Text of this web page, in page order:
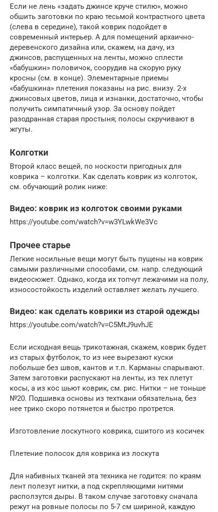
Если не лень «задать джинсе круче стилю», можно
обшить заготовки по краю тесьмой контрастного цвета
(слева в середине), такой коврик подойдет в
современный интерьер. А для помещений архаично-
деревенского дизайна или, скажем, на дачу, из
джинсов, распущенных на ленты, можно сплести
«бабушкин» половичок, соорудив на скорую руку
кросны (см. в конце). Элементарные приемы
«бабушкина» плетения показаны на рис. внизу. 2-х
джинсовых цветов, лица и изнанки, достаточно, чтобы
получить симпатичный узор. За основу пойдет
разодранная старая простыня; полосы скручивают в
жгуты.
Колготки
Второй класс вещей, по носкости пригодных для
коврика – колготки. Как сделать коврик из колготок,
см. обучающий ролик ниже:
Видео: коврик из колготок своими руками
https://youtube.com/watch?v=w3YLwkWe3Vc
Прочее старье
Легкие носильные вещи могут быть пущены на коврик
самыми различными способами, см. напр. следующий
видеосюжет. Однако, когда их топчут лежачими на полу,
износостойкость изделий оставляет желать лучшего.
Видео: как сделать коврики из старой одежды
https://youtube.com/watch?v=C5MtJ9uvhJE
Если исходная вещь трикотажная, скажем, коврик будет
из старых футболок, то из нее вырезают куски
побольше без швов, кантов и т.п. Карманы спарывают.
Затем заготовки распускают на ленты, из тех плетут
косы, а из кос шьют коврик, см. рис. Нитки – не тоньше
№20. Подшивка основы из техткани обязательна, без
нее трико скоро потянется и быстро протрется.
Изготовление лоскутного коврика, сшитого из косичек
Плетение полосок для коврика из лоскута
Для набивных тканей эта техника не годится: по краям
лент полезут нитки, а под скрепляющими нитями
расползутся дыры. В таком случае заготовку сначала
режут на ровные полосы по 5-7 см шириной, каждую